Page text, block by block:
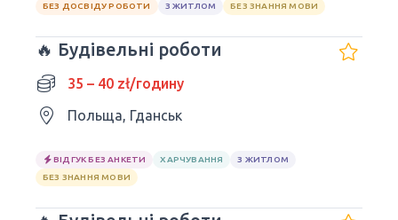
БЕЗ ДОСВІДУ РОБОТИ
З ЖИТЛОМ БЕЗ ЗНАННЯ МОВИ
🔥 Будівельні роботи
35 – 40 zł/годину
Польща, Гданськ
ВІДГУК БЕЗ АНКЕТИ ХАРЧУВАННЯ
З ЖИТЛОМ
БЕЗ ЗНАННЯ МОВИ